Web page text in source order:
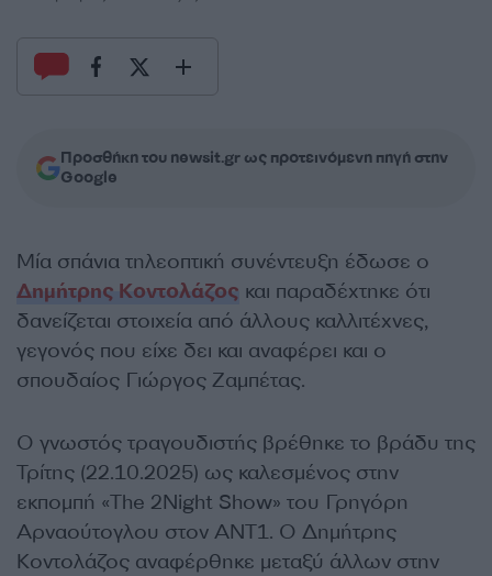
Προσθήκη του newsit.gr ως προτεινόμενη πηγή στην
Google
Μία σπάνια τηλεοπτική συνέντευξη έδωσε ο
Δημήτρης Κοντολάζος και παραδέχτηκε ότι
δανείζεται στοιχεία από άλλους καλλιτέχνες,
γεγονός που είχε δει και αναφέρει και ο
σπουδαίος Γιώργος Ζαμπέτας.
Ο γνωστός τραγουδιστής βρέθηκε το βράδυ της
Τρίτης (22.10.2025) ως καλεσμένος στην
εκπομπή «The 2Night Show» του Γρηγόρη
Αρναούτογλου στον ΑΝΤ1. Ο Δημήτρης
Κοντολάζος αναφέρθηκε μεταξύ άλλων στην